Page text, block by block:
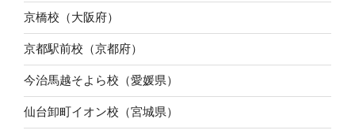
京橋校（大阪府）
京都駅前校（京都府）
今治馬越そよら校（愛媛県）
仙台卸町イオン校（宮城県）